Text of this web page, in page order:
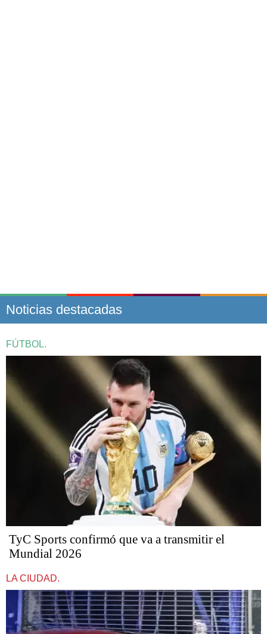
Noticias destacadas
FÚTBOL.
TyC Sports confirmó que va a transmitir el
Mundial 2026
LA CIUDAD.